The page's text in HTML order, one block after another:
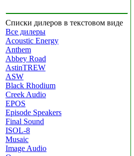
Списки дилеров в текстовом виде
Все дилеры
Acoustic Energy
Anthem
Abbey Road
AstinTREW
ASW
Black Rhodium
Creek Audio
EPOS
Episode Speakers
Final Sound
ISOL-8
Musaic
Image Audio